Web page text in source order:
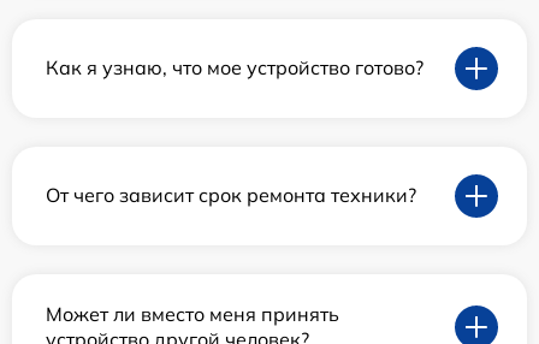
Как я узнаю, что мое устройство готово?
От чего зависит срок ремонта техники?
Может ли вместо меня принять
устройство другой человек?